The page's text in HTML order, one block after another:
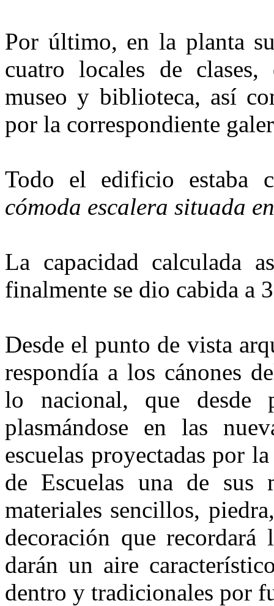
Por último, en la planta
cuatro locales de clases,
museo y biblioteca, así
por la correspondiente
Todo el edificio estaba
cómoda escalera situada
La capacidad calculada
finalmente se dio cabida a
Desde el punto de vista
respondía a los cánones
lo nacional, que
plasmándose en las
escuelas proyectadas por
de Escuelas una de sus
materiales sencillos,
decoración que recordará
darán un aire
dentro y tradicionales por